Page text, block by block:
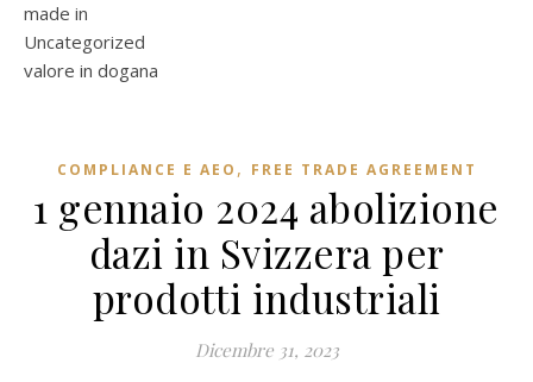
made in
Uncategorized
valore in dogana
COMPLIANCE E AEO , FREE TRADE AGREEMENT
1 gennaio 2024 abolizione
dazi in Svizzera per
prodotti industriali
Dicembre 31, 2023